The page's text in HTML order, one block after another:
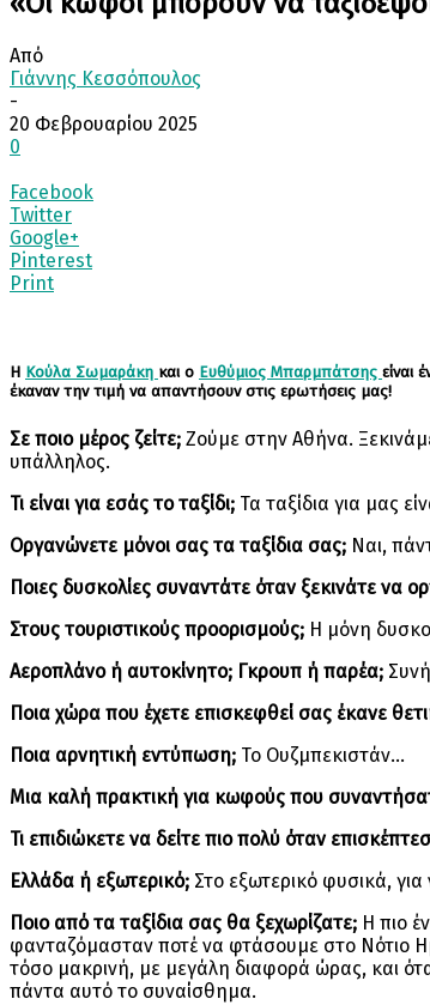
Από
Γιάννης Κεσσόπουλος
-
20 Φεβρουαρίου 2025
0
Facebook
Twitter
Google+
Pinterest
Print
Η Κούλα Σωμαράκη και ο Ευθύμιος Μπαρμπάτσης είναι
έκαναν την τιμή να απαντήσουν στις ερωτήσεις μας!
Σε ποιο μέρος ζείτε; Ζούμε στην Αθήνα.
υπάλληλος.
Τι είναι για εσάς το ταξίδι; Τα ταξίδια για μας
Οργανώνετε μόνοι σας τα ταξίδια σας; Ναι,
Ποιες δυσκολίες συναντάτε όταν ξεκινάτε να
Στους τουριστικούς προορισμούς; Η μόνη
Αεροπλάνο ή αυτοκίνητο; Γκρουπ ή παρέα;
Ποια χώρα που έχετε επισκεφθεί σας έκανε
Ποια αρνητική εντύπωση; Το Ουζμπεκιστάν…
Μια καλή πρακτική για κωφούς που
Τι επιδιώκετε να δείτε πιο πολύ όταν
Ελλάδα ή εξωτερικό; Στο εξωτερικό φυσικά,
Ποιο από τα ταξίδια σας θα ξεχωρίζατε; Η πιο
φανταζόμασταν ποτέ να φτάσουμε στο Νότιο
τόσο μακρινή, με μεγάλη διαφορά ώρας, και
πάντα αυτό το συναίσθημα.